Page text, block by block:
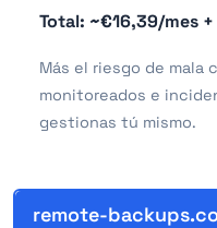
Total: ~€16,39/mes
Más el riesgo de mala
monitoreados e
gestionas tú mismo.
remote-